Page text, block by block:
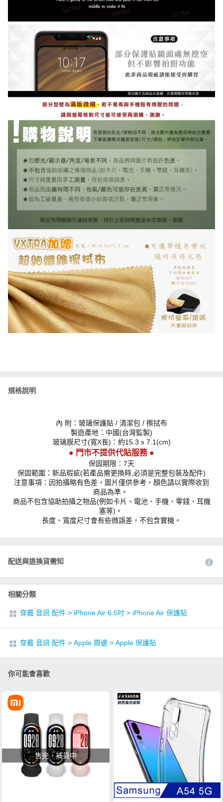
規格說明
內 附：玻璃保護貼 / 清潔包 / 擦拭布
製造產地：中國(台灣監製)
玻璃膜尺寸(寬X長)：約15.3 x 7.1(cm)
● 門市不提供代貼服務 ●
保固期限：7天
保固範圍：新品瑕疵(若產品需更換時,必須是完整包裝及配件)
注意事項：因拍攝略有色差，圖片僅供參考，顏色請以實際收到
商品為準。
商品不包含協助拍攝之物品(例如卡片、電池、手機、零錢、耳機
塞等)。
長度、寬度尺寸會有些微誤差，不包含實機。
配送與退換貨需知
相關分類
穿戴 音訊 配件 > iPhone Air 6.5吋 > iPhone Air 保護貼
穿戴 音訊 配件 > Apple 周邊 > Apple 保護貼
你可能會喜歡
售完，補貨中